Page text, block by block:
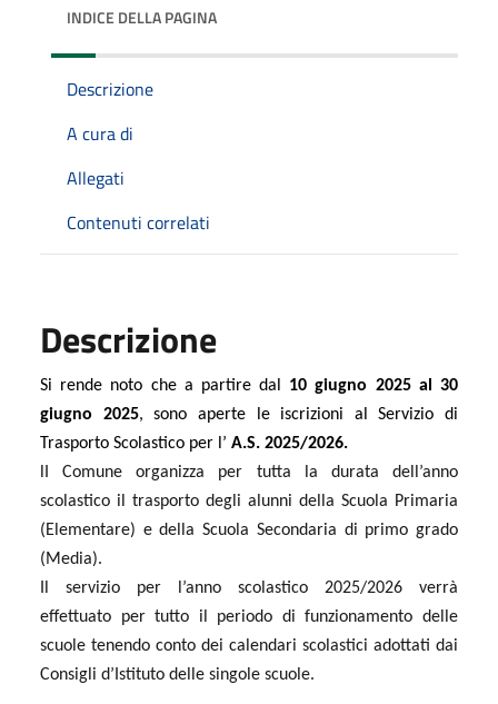
INDICE DELLA PAGINA
Descrizione
A cura di
Allegati
Contenuti correlati
Descrizione
Si rende noto che a partire dal 10 giugno 2025al30
giugno 2025, sono aperte le iscrizioni al Servizio di
Trasporto Scolastico per l’ A.S. 2025/2026.
lI Comune organizza per tutta la durata dell’anno
scolastico il trasporto degli alunni della Scuola Primaria
(Elementare) e della Scuola Secondaria di primo grado
(Media).
Il servizio per l’anno scolastico 2025/2026 verrà
effettuato per tutto il periodo di funzionamento delle
scuole tenendo conto dei calendari scolastici adottati dai
Consigli d’Istituto delle singole scuole.